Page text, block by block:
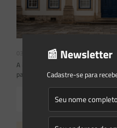
03/08/2026
A inclusão de imóvel em
para impor restrições ao direito de
Read more
📰 Newsletter
Cadastre-se para